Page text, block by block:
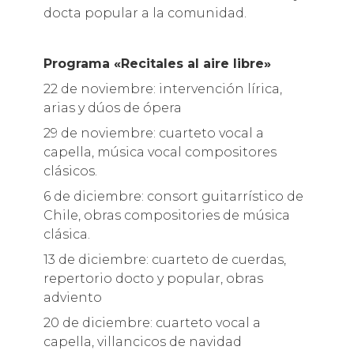
docta popular a la comunidad.
Programa «Recitales al aire libre»
22 de noviembre: intervención lírica,
arias y dúos de ópera
29 de noviembre: cuarteto vocal a
capella, música vocal compositores
clásicos.
6 de diciembre: consort guitarrístico de
Chile, obras compositories de música
clásica.
13 de diciembre: cuarteto de cuerdas,
repertorio docto y popular, obras
adviento
20 de diciembre: cuarteto vocal a
capella, villancicos de navidad